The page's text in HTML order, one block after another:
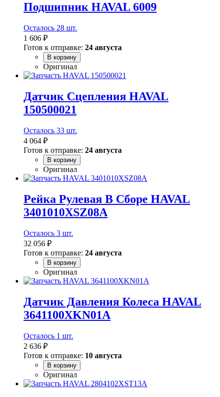
Подшипник HAVAL 6009
Осталось 28 шт.
1 606 ₽
Готов к отправке: 24 августа
В корзину
Оригинал
Датчик Сцепления HAVAL
150500021
Осталось 33 шт.
4 064 ₽
Готов к отправке: 24 августа
В корзину
Оригинал
Рейка Рулевая В Сборе HAVAL
3401010XSZ08A
Осталось 3 шт.
32 056 ₽
Готов к отправке: 24 августа
В корзину
Оригинал
Датчик Давления Колеса HAVAL
3641100XKN01A
Осталось 1 шт.
2 636 ₽
Готов к отправке: 10 августа
В корзину
Оригинал